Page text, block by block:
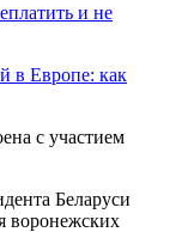
и не
в Европе: как
Беларуси
воронежских